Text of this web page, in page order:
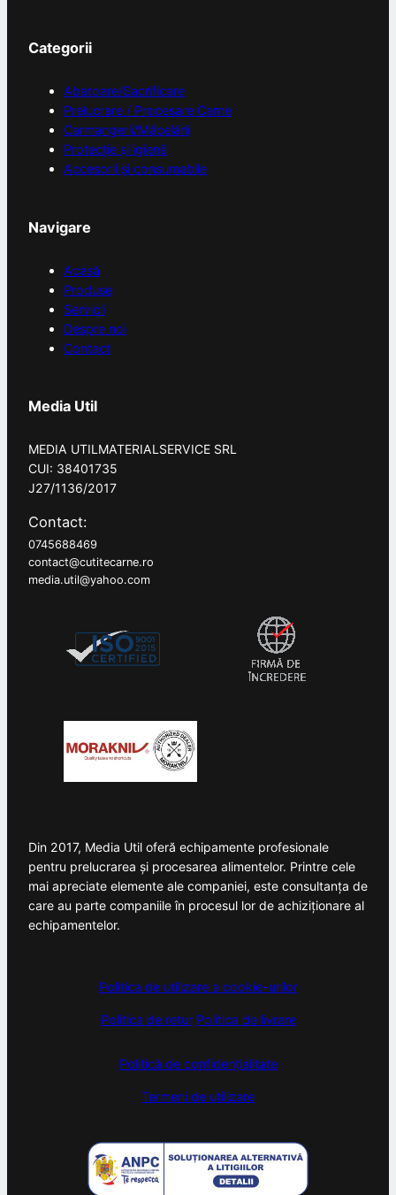
Categorii
Abatoare/Sacrificare
Prelucrare / Procesare Carne
Carmangerii/Măcelării
Protecție și igienă
Accesorii și consumabile
Navigare
Acasă
Produse
Servicii
Despre noi
Contact
Media Util
MEDIA UTILMATERIALSERVICE SRL
CUI: 38401735
J27/1136/2017
Contact:
0745688469
contact@cutitecarne.ro
media.util@yahoo.com
Din 2017, Media Util oferă echipamente profesionale
pentru prelucrarea și procesarea alimentelor. Printre cele
mai apreciate elemente ale companiei, este consultanța de
care au parte companiile în procesul lor de achiziționare al
echipamentelor.
Politica de utilizare a cookie-urilor
Politica de retur Politica de livrare
Politică de confidențialitate
Termeni de utilizare